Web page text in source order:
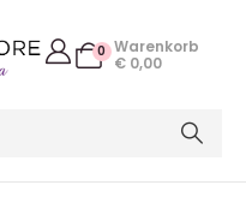
0 Warenkorb
€ 0,00